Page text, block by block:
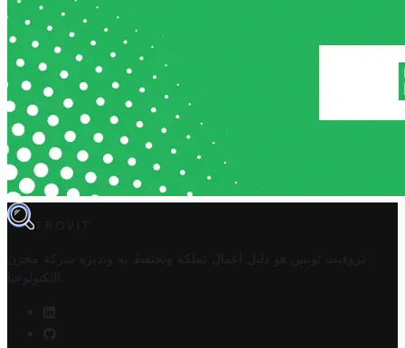
TROVIT
تروفيت تونس هو دليل أعمال تملكه وتحتفظ به وتديره
شركة مخزن
التكنولوجيا